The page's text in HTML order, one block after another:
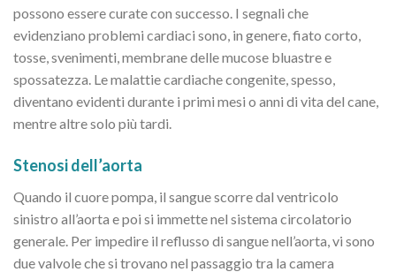
possono essere curate con successo. I segnali che
evidenziano problemi cardiaci sono, in genere, fiato corto,
tosse, svenimenti, membrane delle mucose bluastre e
spossatezza. Le malattie cardiache congenite, spesso,
diventano evidenti durante i primi mesi o anni di vita del cane,
mentre altre solo più tardi.
Stenosi dell’aorta
Quando il cuore pompa, il sangue scorre dal ventricolo
sinistro all’aorta e poi si immette nel sistema circolatorio
generale. Per impedire il reflusso di sangue nell’aorta, vi sono
due valvole che si trovano nel passaggio tra la camera